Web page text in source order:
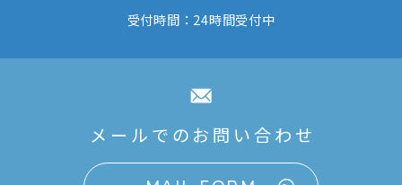
受付時間：24時間受付中
メールでのお問い合わせ